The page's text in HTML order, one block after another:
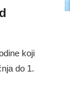
koji
do 1.